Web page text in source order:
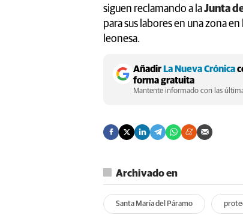
siguen reclamando a laJunta
para sus labores en una zona
leonesa.
AñadirLa Nueva Crónica
forma gratuita
Mantente informado con las
Archivado en
Santa María del Páramo